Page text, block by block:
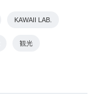
KAWAII LAB.
観光